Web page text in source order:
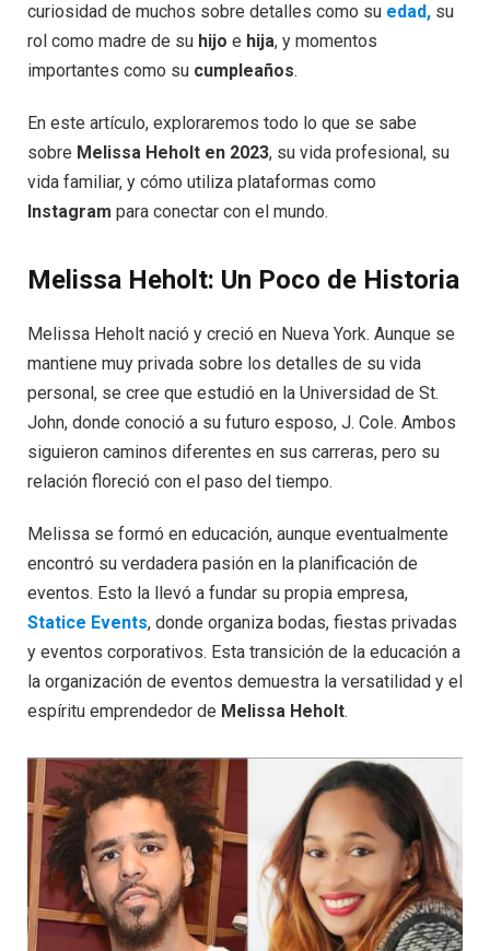
curiosidad de muchos sobre detalles como su edad, su
rol como madre de su hijo e hija, y momentos
importantes como su cumpleaños.
En este artículo, exploraremos todo lo que se sabe
sobre Melissa Heholt en 2023, su vida profesional, su
vida familiar, y cómo utiliza plataformas como
Instagram para conectar con el mundo.
Melissa Heholt: Un Poco de Historia
Melissa Heholt nació y creció en Nueva York. Aunque se
mantiene muy privada sobre los detalles de su vida
personal, se cree que estudió en la Universidad de St.
John, donde conoció a su futuro esposo, J. Cole. Ambos
siguieron caminos diferentes en sus carreras, pero su
relación floreció con el paso del tiempo.
Melissa se formó en educación, aunque eventualmente
encontró su verdadera pasión en la planificación de
eventos. Esto la llevó a fundar su propia empresa,
Statice Events, donde organiza bodas, fiestas privadas
y eventos corporativos. Esta transición de la educación a
la organización de eventos demuestra la versatilidad y el
espíritu emprendedor de Melissa Heholt.